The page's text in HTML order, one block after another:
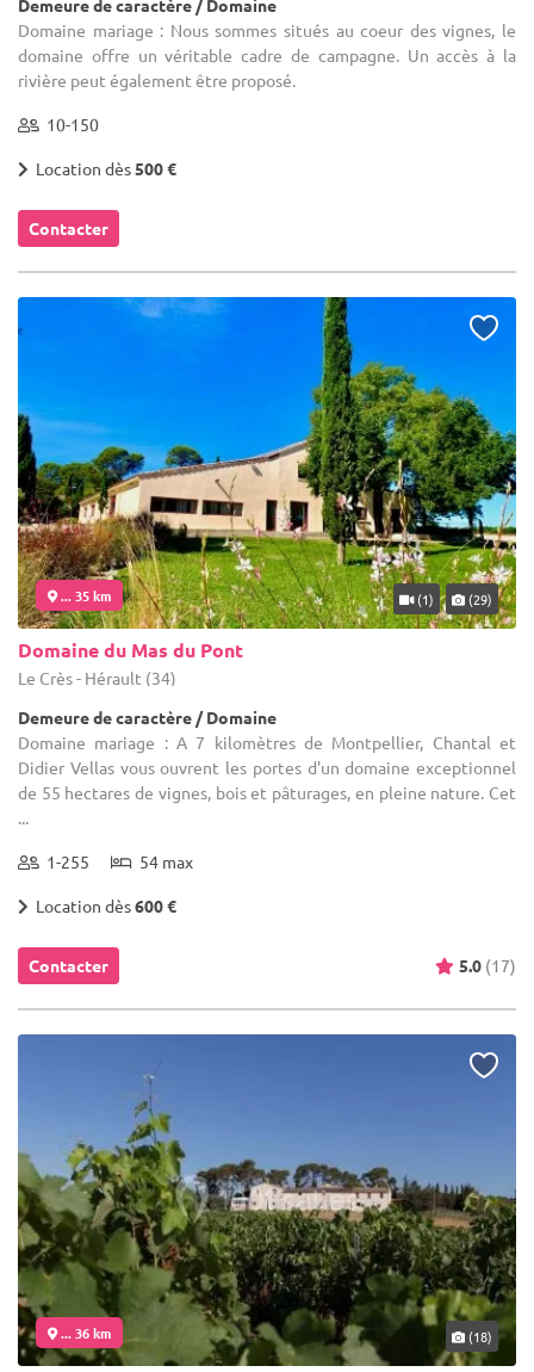
Demeure de caractère / Domaine
Domaine mariage : Nous sommes situés au coeur des vignes, le
domaine offre un véritable cadre de campagne. Un accès à la
rivière peut également être proposé.
10-150
Location dès500 €
Contacter
... 35 km (1) (29)
Domaine du Mas du Pont
Le Crès - Hérault (34)
Demeure de caractère / Domaine
Domaine mariage : A 7 kilomètres de Montpellier, Chantal et
Didier Vellas vous ouvrent les portes d'un domaine exceptionnel
de 55 hectares de vignes, bois et pâturages, en pleine nature. Cet
...
1-255 54 max
Location dès600 €
Contacter 5.0 (17)
... 36 km (18)